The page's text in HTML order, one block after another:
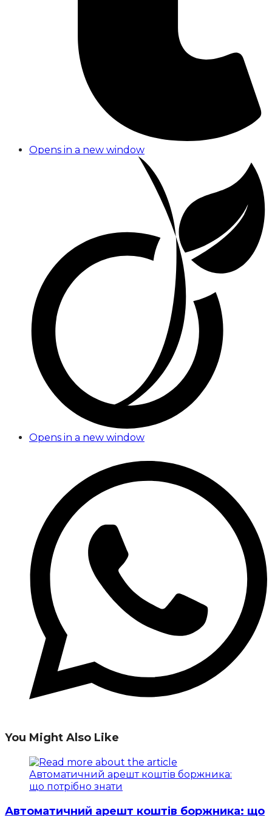
Opens in a new window
Opens in a new window
You Might Also Like
Автоматичний арешт коштів боржника: що